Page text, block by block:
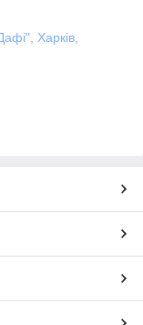
Харків,